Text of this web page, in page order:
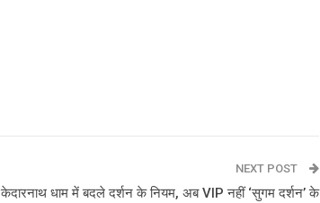
NEXT POST
केदारनाथ धाम में बदले दर्शन के नियम, अब VIP नहीं ‘सुगम दर्शन’ के